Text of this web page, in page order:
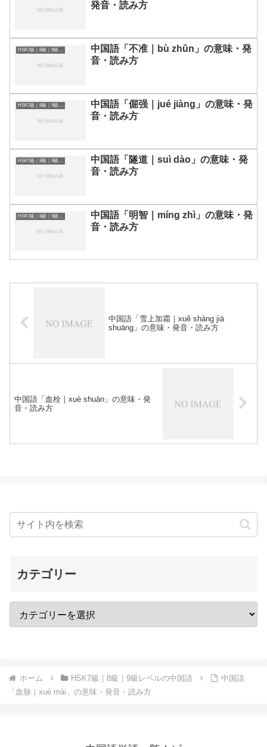
発音・読み方
HSK7級｜8級｜9級レベルの中国語
中国語「不准｜bù zhǔn」の意味・発
音・読み方
HSK7級｜8級｜9級レベルの中国語
中国語「倔强｜jué jiàng」の意味・発
音・読み方
中国語「隧道｜suì dào」の意味・発
音・読み方
中国語「明智｜míng zhì」の意味・発
音・読み方
中国語「雪上加霜｜xuě shàng jiā
shuāng」の意味・発音・読み方
中国語「血栓｜xuè shuān」の意味・発
音・読み方
カテゴリー
ホーム HSK7級｜8級｜9級レベルの中国語
中国語
「血脉｜xuè mài」の意味・発音・読み方